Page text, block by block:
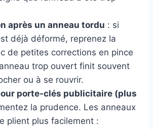
après un anneau tordu : si
déjà déformé, reprenez la
de petites corrections en pince
trop ouvert finit souvent
ou à se rouvrir.
porte-clés publicitaire (plus
la prudence. Les anneaux
plient plus facilement :